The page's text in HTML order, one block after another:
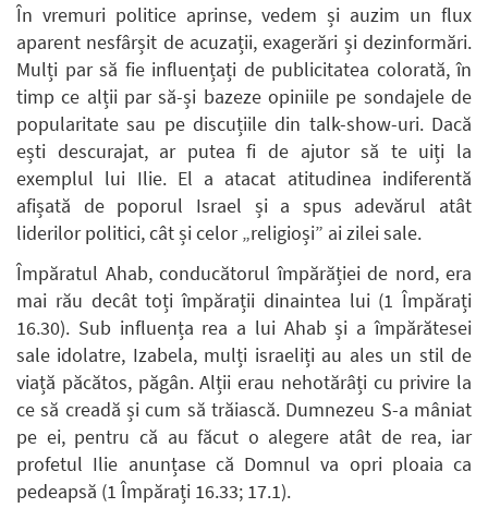
În vremuri politice aprinse, vedem și auzim un flux
aparent nesfârșit de acuzații, exagerări și dezinformări.
Mulți par să fie influențați de publicitatea colorată, în
timp ce alții par să-și bazeze opiniile pe sondajele de
popularitate sau pe discuțiile din talk-show-uri. Dacă
ești descurajat, ar putea fi de ajutor să te uiți la
exemplul lui Ilie. El a atacat atitudinea indiferentă
afișată de poporul Israel și a spus adevărul atât
liderilor politici, cât și celor „religioși” ai zilei sale.
Împăratul Ahab, conducătorul împărăției de nord, era
mai rău decât toți împărații dinaintea lui (1 Împărați
16.30). Sub influența rea a lui Ahab și a împărătesei
sale idolatre, Izabela, mulți israeliți au ales un stil de
viață păcătos, păgân. Alții erau nehotărâți cu privire la
ce să creadă și cum să trăiască. Dumnezeu S-a mâniat
pe ei, pentru că au făcut o alegere atât de rea, iar
profetul Ilie anunțase că Domnul va opri ploaia ca
pedeapsă (1 Împărați 16.33; 17.1).